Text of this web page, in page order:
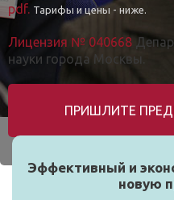
pdf. Тарифы и цены - ниже.
Лицензия № 040668
науки города Москвы.
ПРИШЛИТЕ
Эффективный и
новую